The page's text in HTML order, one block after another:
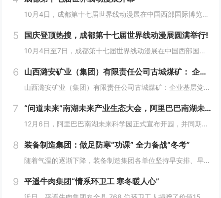
10月4日，成都第十七届世界线动漫展在中国西部国际博览城开幕。本届展会以“逐浪追风，记秋航行”为主题，涵盖品牌展商互动、主题游戏体验、沉浸主题摄影、声优大赛、电竞比赛、嘉宾签售、主题巡游和IP周边销售等核心内容。展会服务继续升级！成都第十七...
5 国庆登顶热搜，成都第十七届世界线动漫展圆满举行!
10月4日至7日，成都第十七届世界线动漫展在中国西部国际博览城成功举行。世界线动漫展是成都本土市场孕育的动漫展会，凭借独特的游戏体验和品牌展商互动内容，在年轻二次元人群好评如潮，成为了西部地区受众人数最多、规模最大的动漫展会。成都第十七届世...
6 山西潞安矿业（集团）有限责任公司古城煤矿： 企业基层党组织如何围绕中心工作发挥宣传赋能作用
山西潞安矿业（集团）有限责任公司古城煤矿：企业基层党组织如何围绕中心工作发挥宣传赋能作用 习近平总书记指出，做好新形势下宣传思想工作，必须自觉承担起举旗帜、聚民心、育新人、兴文化、展形象的使命任务，这为国企做好宣传思想工作提供了根...
7 “问道未来”南湖未来产业生态大会，阿里巴巴南湖未来科学园正式宣布开园
12月6日，阿里巴巴南湖未来科学园正式宣布开园，并同期举办了“问道未来——南湖未来产业生态大会”。此次活动中，由阿里巴巴达摩院主导的湖畔实验室、中国科学院院士叶志镇团队、西湖大学裴端卿教授实验室等共计106家科技创新企业及实验室正式入驻并举...
8 装备制造集团：做足防寒“功课” 全力备战“冬考”
随着气温的逐渐下降，装备制造集团各单位坚持早安排、早准备、早落实，超前部署、多措并举做好防冻保暖工作，全力保障冬季生产安全稳定运行。“报告值班长，井口热风机组经过全面检修维护，昨天进行了试运转，一切正常。”寺河煤矿二号井机电运行工区班前会上...
9 平遥牛肉集团“情系环卫工 寒冬暖人心”